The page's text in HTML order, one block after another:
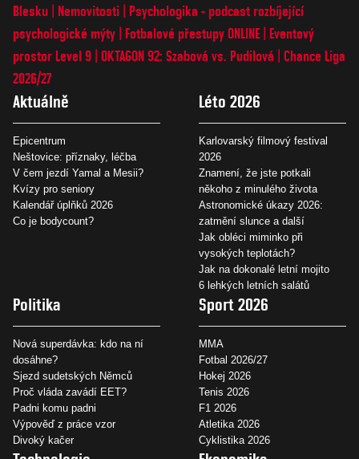
Blesku
Nemovitosti
Psychologika - podcast rozbíjející
psychologické mýty
Fotbalové přestupy ONLINE
Eventový
prostor Level 9 OKTAGON 92: Szabová vs. Pudilová
Chance Liga
2026/27
Aktuálně
Epicentrum
Neštovice: příznaky, léčba
V čem jezdí Yamal a Mesii?
Kvízy pro seniory
Kalendář úplňků 2026
Co je bodycount?
Léto 2026
Karlovarský filmový festival
2026
Znamení, že jste potkali
někoho z minulého života
Astronomické úkazy 2026:
zatmění slunce a další
Jak obléci miminko při
vysokých teplotách?
Jak na dokonalé letní mojito
6 lehkých letních salátů
Politika
Nová superdávka: kdo na ní
dosáhne?
Sjezd sudetských Němců
Proč vláda zavádí EET?
Padni komu padni
Výpověď z práce vzor
Divoký kačer
Sport 2026
MMA
Fotbal 2026/27
Hokej 2026
Tenis 2026
F1 2026
Atletika 2026
Cyklistika 2026